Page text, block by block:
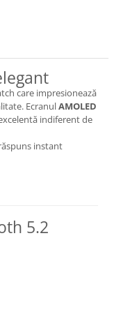
care impresionează
EcranulAMOLED
indiferent de
instant
5.2